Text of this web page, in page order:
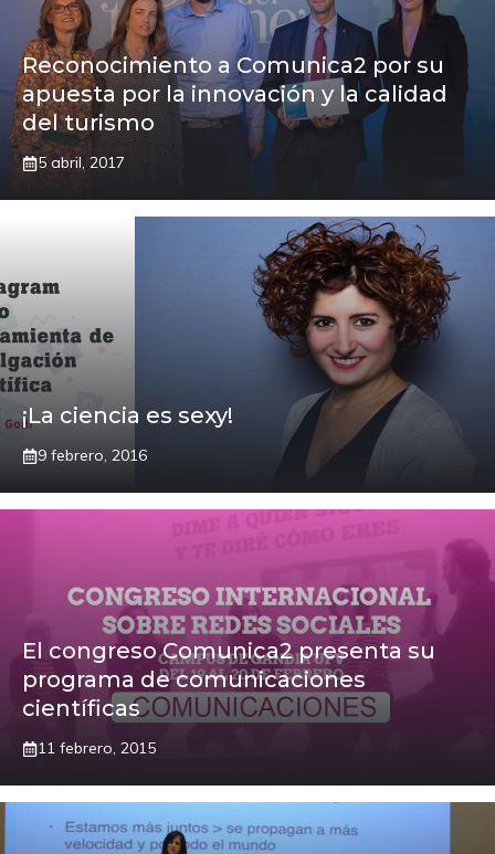
Reconocimiento a Comunica2 por su
apuesta por la innovación y la calidad
del turismo
5 abril, 2017
¡La ciencia es sexy!
9 febrero, 2016
El congreso Comunica2 presenta su
programa de comunicaciones
científicas
11 febrero, 2015